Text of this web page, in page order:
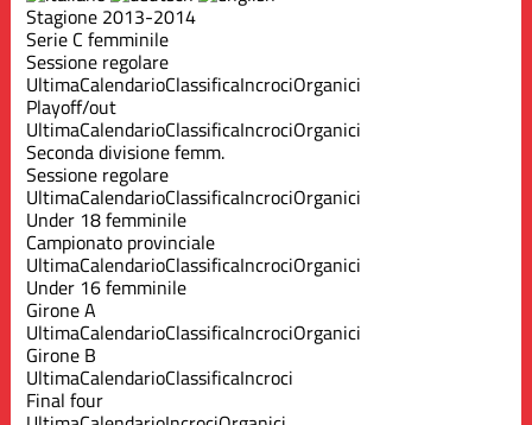
Stagione 2013-2014
Serie C femminile
Sessione regolare
UltimaCalendarioClassificaIncrociOrganici
Playoff/out
UltimaCalendarioClassificaIncrociOrganici
Seconda divisione femm.
Sessione regolare
UltimaCalendarioClassificaIncrociOrganici
Under 18 femminile
Campionato provinciale
UltimaCalendarioClassificaIncrociOrganici
Under 16 femminile
Girone A
UltimaCalendarioClassificaIncrociOrganici
Girone B
UltimaCalendarioClassificaIncroci
Final four